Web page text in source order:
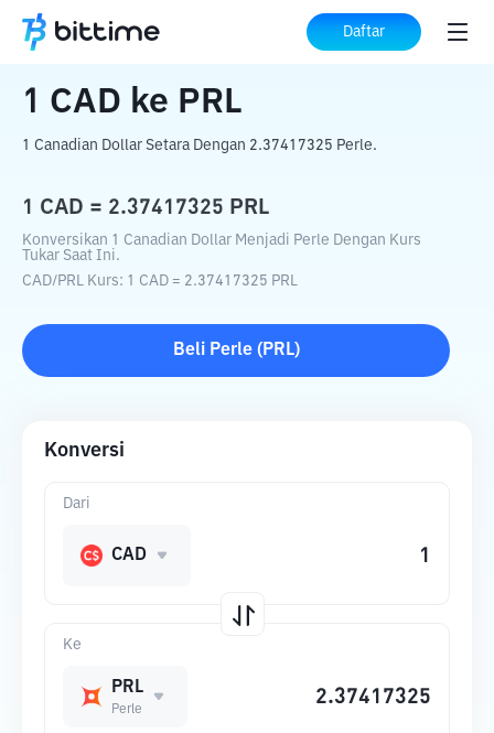
Daftar
Beranda Konverter Kripto ke PRL
1 CAD ke PRL
1 Canadian Dollar Setara Dengan 2.37417325 Perle.
1 CAD = 2.37417325 PRL
Konversikan 1 Canadian Dollar Menjadi Perle Dengan Kurs
Tukar Saat Ini.
CAD/PRL Kurs: 1 CAD = 2.37417325 PRL
Beli Perle( PRL)
Konversi
Ke
PRL
Perle
Dari
CAD